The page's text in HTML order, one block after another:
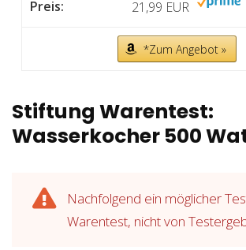
21,99 EUR
*Zum Angebot »
Stiftung Warentest:
Wasserkocher 500
Nachfolgend ein möglicher
Warentest, nicht von